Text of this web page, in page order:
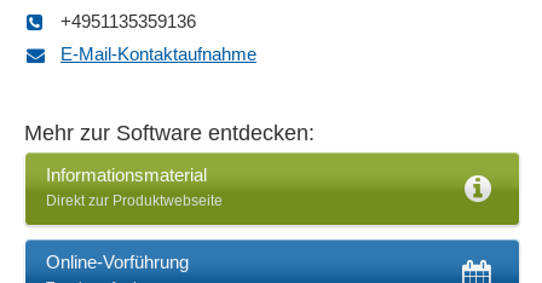
+4951135359136
E-Mail-Kontaktaufnahme
Mehr zur Software entdecken:
Informationsmaterial
Direkt zur Produktwebseite
Online-Vorführung